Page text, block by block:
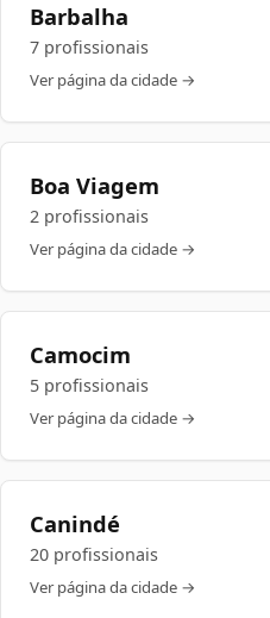
Barbalha
7 profissionais
Ver página da cidade →
Boa Viagem
2 profissionais
Ver página da cidade →
Camocim
5 profissionais
Ver página da cidade →
Canindé
20 profissionais
Ver página da cidade →